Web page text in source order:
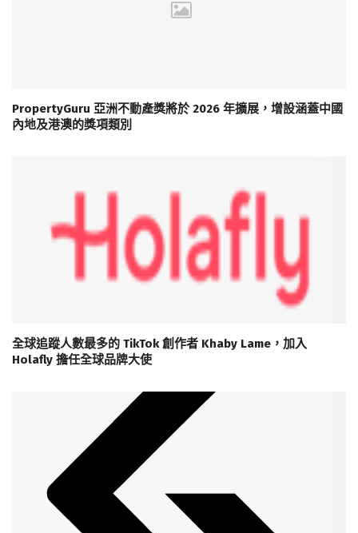
PropertyGuru 亞洲不動產獎將於 2026 年擴展，增設涵蓋中國
內地及港澳的獎項類別
全球追蹤人數最多的 TikTok 創作者 Khaby Lame，加入
Holafly 擔任全球品牌大使